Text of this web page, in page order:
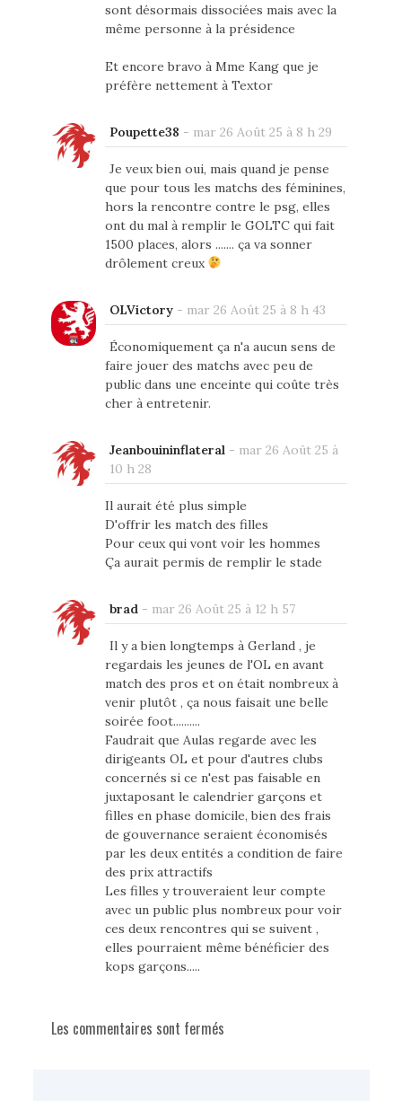
sont désormais dissociées mais avec la
même personne à la présidence
Et encore bravo à Mme Kang que je
préfère nettement à Textor
Poupette38 - mar 26 Août 25 à 8 h 29
Je veux bien oui, mais quand je pense
que pour tous les matchs des féminines,
hors la rencontre contre le psg, elles
ont du mal à remplir le GOLTC qui fait
1500 places, alors ....... ça va sonner
drôlement creux
OLVictory- mar 26 Août 25 à 8 h 43
Économiquement ça n'a aucun sens de
faire jouer des matchs avec peu de
public dans une enceinte qui coûte très
cher à entretenir.
Jeanbouininflateral - mar 26 Août 25 à
10 h 28
Il aurait été plus simple
D'offrir les match des filles
Pour ceux qui vont voir les hommes
Ça aurait permis de remplir le stade
brad - mar 26 Août 25 à 12 h 57
Il y a bien longtemps à Gerland , je
regardais les jeunes de l'OL en avant
match des pros et on était nombreux à
venir plutôt , ça nous faisait une belle
soirée foot..........
Faudrait que Aulas regarde avec les
dirigeants OL et pour d'autres clubs
concernés si ce n'est pas faisable en
juxtaposant le calendrier garçons et
filles en phase domicile, bien des frais
de gouvernance seraient économisés
par les deux entités a condition de faire
des prix attractifs
Les filles y trouveraient leur compte
avec un public plus nombreux pour voir
ces deux rencontres qui se suivent ,
elles pourraient même bénéficier des
kops garçons.....
Les commentaires sont fermés